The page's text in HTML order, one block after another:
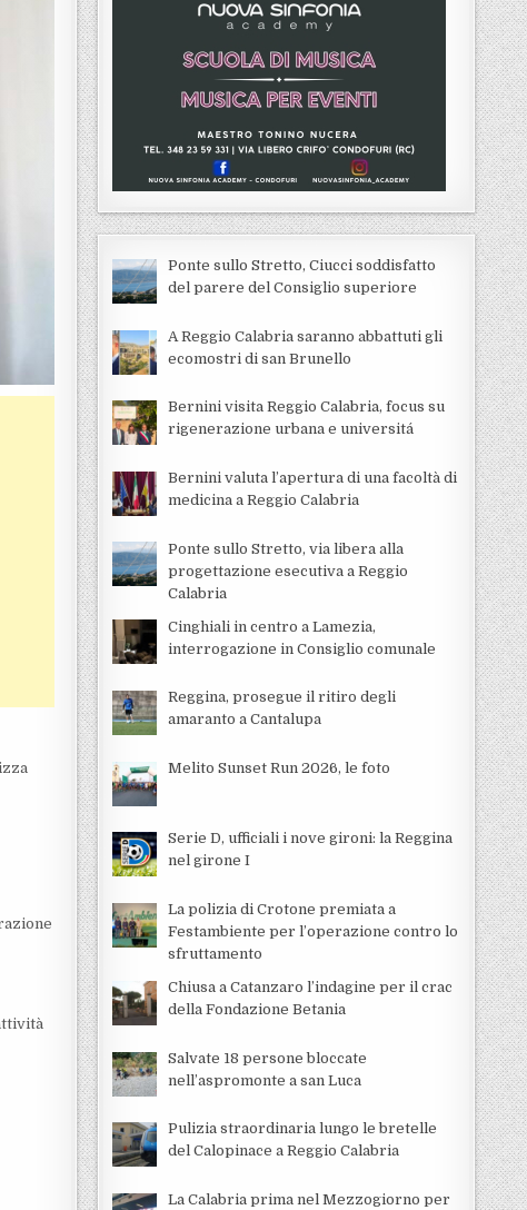
Ponte sullo Stretto, Ciucci soddisfatto
del parere del Consiglio superiore
A Reggio Calabria saranno abbattuti gli
ecomostri di san Brunello
Bernini visita Reggio Calabria, focus su
rigenerazione urbana e universitá
Bernini valuta l’apertura di una facoltà di
medicina a Reggio Calabria
Ponte sullo Stretto, via libera alla
progettazione esecutiva a Reggio
Calabria
Cinghiali in centro a Lamezia,
interrogazione in Consiglio comunale
Reggina, prosegue il ritiro degli
amaranto a Cantalupa
Melito Sunset Run 2026, le foto
Serie D, ufficiali i nove gironi: la Reggina
nel girone I
La polizia di Crotone premiata a
Festambiente per l’operazione contro lo
sfruttamento
Chiusa a Catanzaro l’indagine per il crac
della Fondazione Betania
Salvate 18 persone bloccate
nell’aspromonte a san Luca
Pulizia straordinaria lungo le bretelle
del Calopinace a Reggio Calabria
La Calabria prima nel Mezzogiorno per